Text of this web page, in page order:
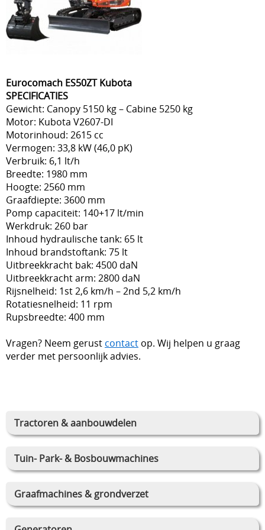
Tractoren & aanbouwdelen
Tuin- Park- & Bosbouwmachines
Graafmachines & grondverzet
Eurocomach ES50ZT Kubota
SPECIFICATIES
Gewicht: Canopy 5150 kg – Cabine 5250 kg
Motor: Kubota V2607-DI
Motorinhoud: 2615 cc
Vermogen: 33,8 kW (46,0 pK)
Verbruik: 6,1 lt/h
Breedte: 1980 mm
Hoogte: 2560 mm
Graafdiepte: 3600 mm
Pomp capaciteit: 140+17 lt/min
Werkdruk: 260 bar
Inhoud hydraulische tank: 65 lt
Inhoud brandstoftank: 75 lt
Uitbreekkracht bak: 4500 daN
Uitbreekkracht arm: 2800 daN
Rijsnelheid: 1st 2,6 km/h – 2nd 5,2 km/h
Rotatiesnelheid: 11 rpm
Rupsbreedte: 400 mm
Vragen? Neem gerust contact op. Wij helpen u graag
verder met persoonlijk advies.